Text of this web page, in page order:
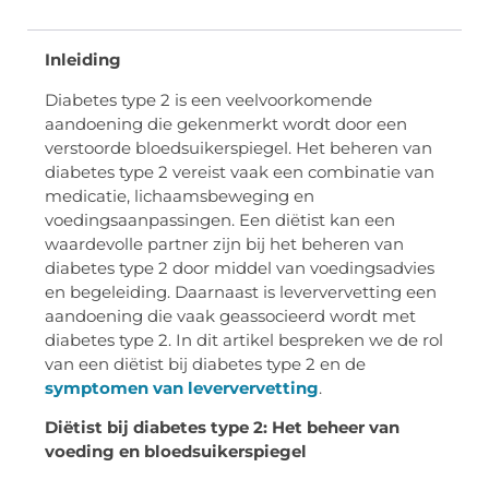
Inleiding
Diabetes type 2 is een veelvoorkomende
aandoening die gekenmerkt wordt door een
verstoorde bloedsuikerspiegel. Het beheren van
diabetes type 2 vereist vaak een combinatie van
medicatie, lichaamsbeweging en
voedingsaanpassingen. Een diëtist kan een
waardevolle partner zijn bij het beheren van
diabetes type 2 door middel van voedingsadvies
en begeleiding. Daarnaast is leververvetting een
aandoening die vaak geassocieerd wordt met
diabetes type 2. In dit artikel bespreken we de rol
van een diëtist bij diabetes type 2 en de
symptomen van leververvetting.
Diëtist bij diabetes type 2: Het beheer van
voeding en bloedsuikerspiegel